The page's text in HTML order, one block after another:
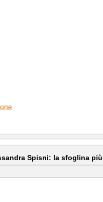
Spisni: la sfoglina più